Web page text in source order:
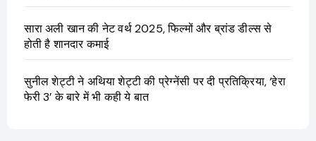
सारा अली खान की नेट वर्थ 2025, फिल्मों और ब्रांड डील्स से
होती है शानदार कमाई
सुनील शेट्टी ने अथिया शेट्टी की प्रेग्नेंसी पर दी प्रतिक्रिया, ‘हेरा
फेरी 3’ के बारे में भी कही ये बात